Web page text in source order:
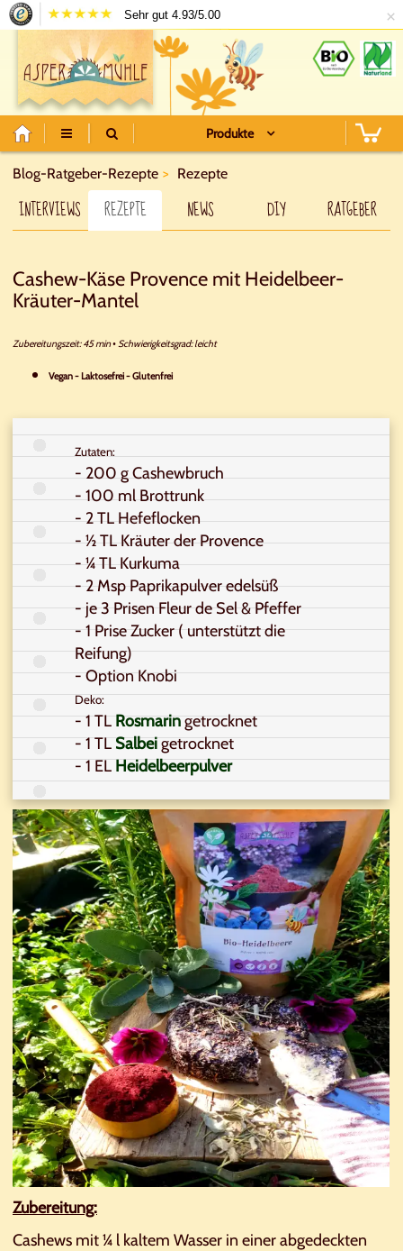
Sehr gut 4.93/5.00 ×
Produkte
Blog-Ratgeber-Rezepte Rezepte
INTERVIEWS REZEPTE NEWS DIY RATGEBER
Cashew-Käse Provence mit Heidelbeer-
Kräuter-Mantel
Zubereitungszeit: 45 min• Schwierigkeitsgrad: leicht
Vegan - Laktosefrei - Glutenfrei
Zutaten:
- 200 g Cashewbruch
- 100 ml Brottrunk
- 2 TL Hefeflocken
- ½ TL Kräuter der Provence
- ¼ TL Kurkuma
- 2 Msp Paprikapulver edelsüß
- je 3 Prisen Fleur de Sel & Pfeffer
- 1 Prise Zucker ( unterstützt die
Reifung)
- Option Knobi
Deko:
- 1 TLRosmaringetrocknet
- 1 TLSalbeigetrocknet
- 1 ELHeidelbeerpulver
Zubereitung:
Cashews mit ¼ l kaltem Wasser in einer abgedeckten